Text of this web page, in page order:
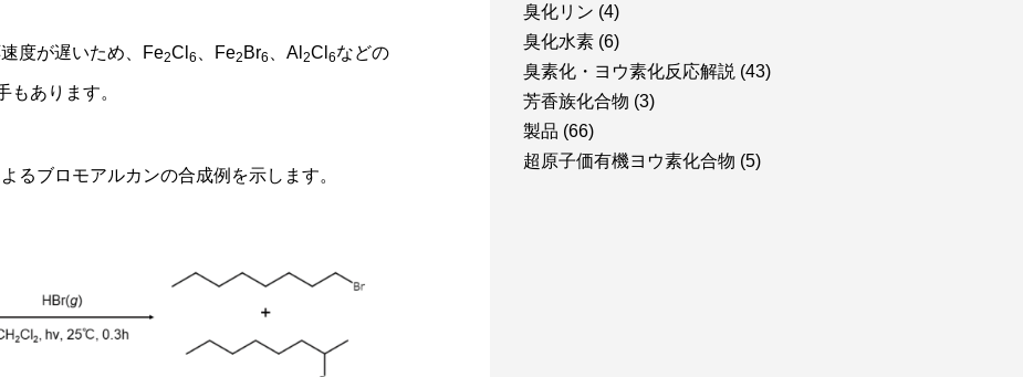
度が遅いため、Fe2Cl 6 、Fe2 Br6 、Al 2Cl 6などの
もあります。
るブロモアルカンの合成例を示します。
臭化リン (4)
臭化水素 (6)
臭素化・ヨウ素化反応解説 (43)
芳香族化合物 (3)
製品 (66)
超原子価有機ヨウ素化合物 (5)